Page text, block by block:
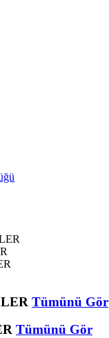
Tümünü Gör
Tümünü Gör